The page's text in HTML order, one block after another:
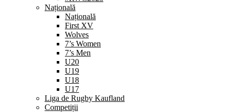
Națională
Națională
First XV
Wolves
7’s Women
7’s Men
U20
U19
U18
U17
Liga de Rugby Kaufland
Competiții